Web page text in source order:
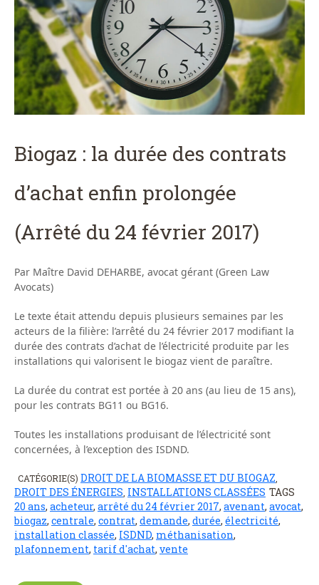
Biogaz : la durée des contrats
d’achat enfin prolongée
(Arrêté du 24 février 2017)
Par Maître David DEHARBE, avocat gérant (Green Law
Avocats)
Le texte était attendu depuis plusieurs semaines par les
acteurs de la filière: l’arrêté du 24 février 2017 modifiant la
durée des contrats d’achat de l’électricité produite par les
installations qui valorisent le biogaz vient de paraître.
La durée du contrat est portée à 20 ans (au lieu de 15 ans),
pour les contrats BG11 ou BG16.
Toutes les installations produisant de l’électricité sont
concernées, à l’exception des ISDND.
CATÉGORIE(S) DROIT DE LA BIOMASSE ET DU BIOGAZ
DROIT DES ÉNERGIES INSTALLATIONS CLASSÉES TAGS
20 ans, acheteur, arrêté du 24 février 2017, avenant, avocat,
biogaz, centrale, contrat, demande, durée, électricité,
installation classée, ISDND, méthanisation,
plafonnement, tarif d'achat, vente